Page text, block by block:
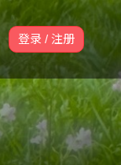
登录 / 注册